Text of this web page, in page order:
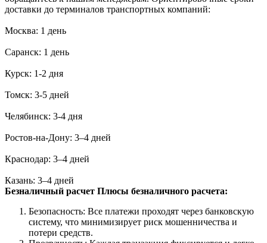
доставки до терминалов транспортных компаний:
Москва: 1 день
Саранск: 1 день
Курск: 1-2 дня
Томск: 3-5 дней
Челябинск: 3-4 дня
Ростов-на-Дону: 3–4 дней
Краснодар: 3–4 дней
Казань: 3–4 дней
Безналичный расчет Плюсы безналичного расчета:
Безопасность: Все платежи проходят через банковскую
систему, что минимизирует риск мошенничества и
потери средств.